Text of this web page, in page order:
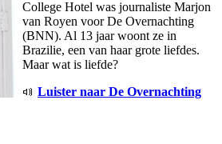
College Hotel was journaliste Marjon
van Royen voor De Overnachting
(BNN). Al 13 jaar woont ze in
Brazilie, een van haar grote liefdes.
Maar wat is liefde?
Luister naar De Overnachting